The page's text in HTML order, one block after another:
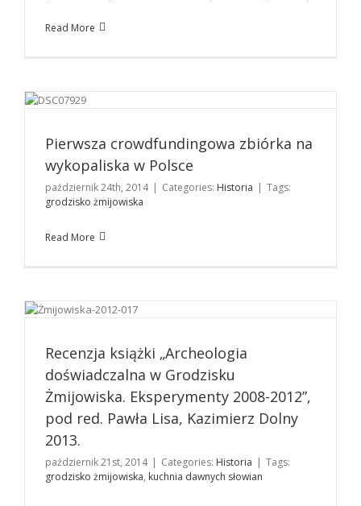
Read More
Pierwsza crowdfundingowa zbiórka na wykopaliska
Pierwsza crowdfundingowa zbiórka na
wykopaliska w Polsce
październik 24th, 2014 | Categories: Historia | Tags:
grodzisko żmijowiska
Read More
Recenzja książki „Archeologia doświadczalna w
Historia
Recenzja książki „Archeologia
doświadczalna w Grodzisku
Żmijowiska. Eksperymenty 2008-2012”,
pod red. Pawła Lisa, Kazimierz Dolny
2013.
październik 21st, 2014 | Categories: Historia | Tags:
grodzisko żmijowiska, kuchnia dawnych słowian